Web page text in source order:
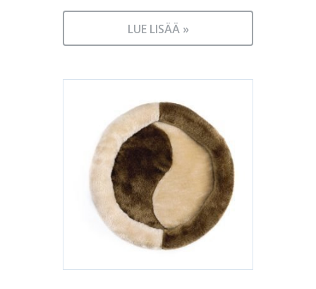
LUE LISÄÄ »